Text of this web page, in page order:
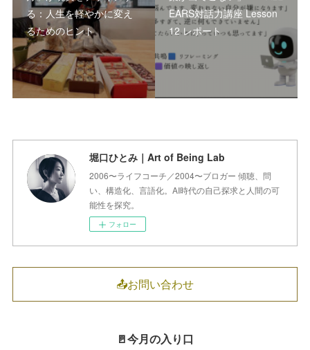
る：人生を軽やかに変え
るためのヒント
EARS対話力講座 Lesson
12 レポート
堀口ひとみ｜Art of Being Lab
2006〜ライフコーチ／2004〜ブロガー 傾聴、問
い、構造化、言語化。AI時代の自己探求と人間の可
能性を探究。
フォロー
📤お問い合わせ
🚪今月の入り口